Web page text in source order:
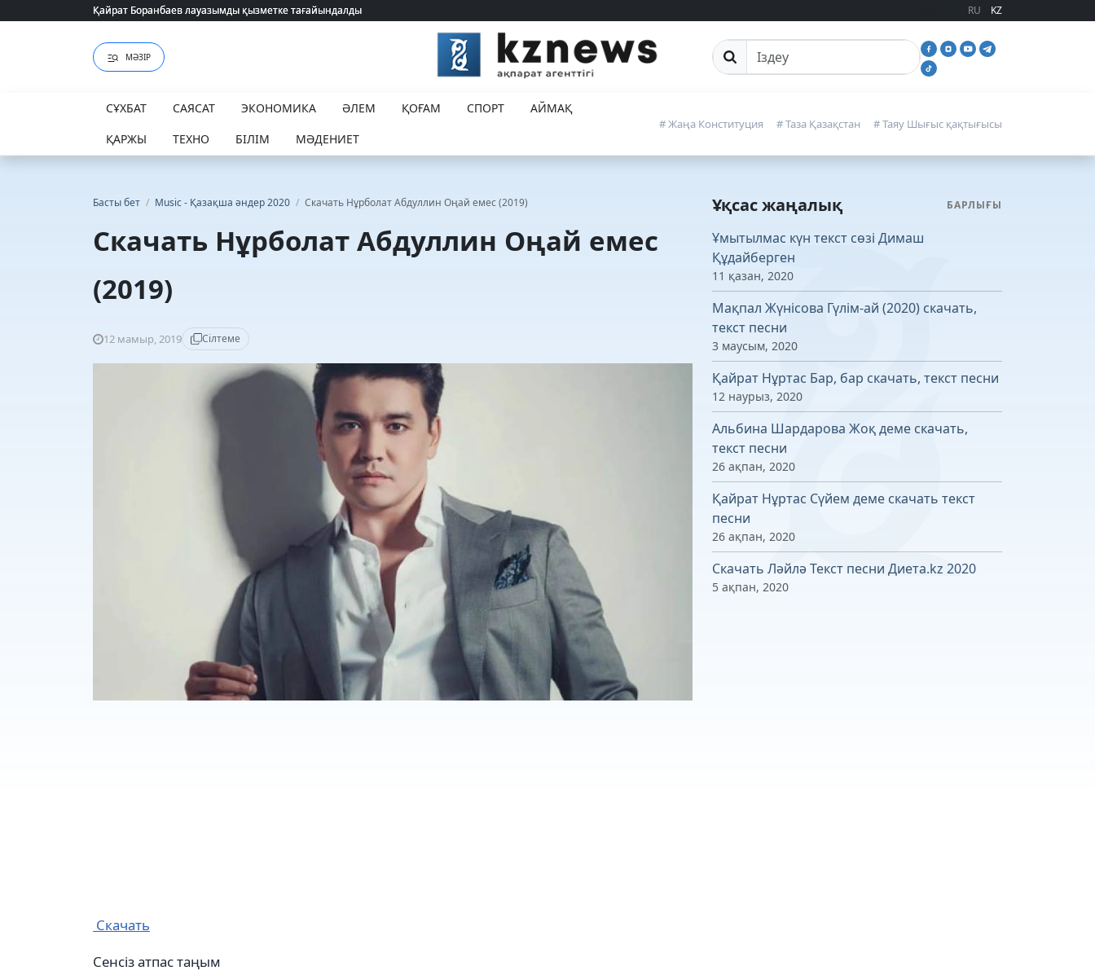
Қайрат Боранбаев лауазымды қызметке тағайындалды
Қайрат Боранбаев лауазымды қызметке тағайындалды RU KZ
МӘЗІР Сайттан іздеу
СҰХБАТ САЯСАТ ЭКОНОМИКА ӘЛЕМ ҚОҒАМ СПОРТ
АЙМАҚ
ҚАРЖЫ
ТЕХНО БІЛІМ МӘДЕНИЕТ
# Жаңа Конституция # Таза Қазақстан # Таяу Шығыс қақтығысы
Басты бет / Music - Қазақша әндер 2020 / Скачать Нұрболат Абдуллин Оңай емес (2019)
Скачать Нұрболат Абдуллин Оңай емес
(2019)
12 мамыр, 2019 Сілтеме
Скачать
Сенсіз атпас таңым
Ұқсас жаңалық БАРЛЫҒЫ
Ұмытылмас күн текст сөзі Димаш
Құдайберген
11 қазан, 2020
Мақпал Жүнісова Гүлім-ай (2020) скачать,
текст песни
3 маусым, 2020
Қайрат Нұртас Бар, бар скачать, текст песни
12 наурыз, 2020
Альбина Шардарова Жоқ деме скачать,
текст песни
26 ақпан, 2020
Қайрат Нұртас Сүйем деме скачать текст
песни
26 ақпан, 2020
Скачать Ләйлә Текст песни Диета.kz 2020
5 ақпан, 2020